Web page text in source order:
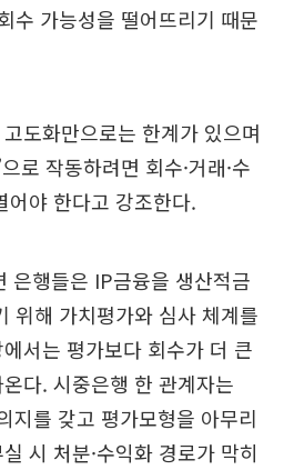
수 가능성을 떨어뜨리기 때문
도화만으로는 한계가 있으며
로 작동하려면 회수·거래·수
어야 한다고 강조한다.
은행들은 IP금융을 생산적금
위해 가치평가와 심사 체계를
서는 평가보다 회수가 더 큰
다. 시중은행 한 관계자는
지를 갖고 평가모형을 아무리
시 처분·수익화 경로가 막히